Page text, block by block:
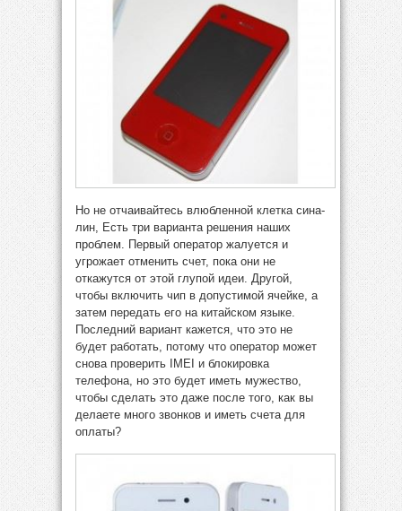
Но не отчаивайтесь влюбленной клетка сина-
лин, Есть три варианта решения наших
проблем. Первый оператор жалуется и
угрожает отменить счет, пока они не
откажутся от этой глупой идеи. Другой,
чтобы включить чип в допустимой ячейке, а
затем передать его на китайском языке.
Последний вариант кажется, что это не
будет работать, потому что оператор может
снова проверить IMEI и блокировка
телефона, но это будет иметь мужество,
чтобы сделать это даже после того, как вы
делаете много звонков и иметь счета для
оплаты?